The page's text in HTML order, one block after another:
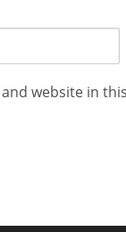
and website in